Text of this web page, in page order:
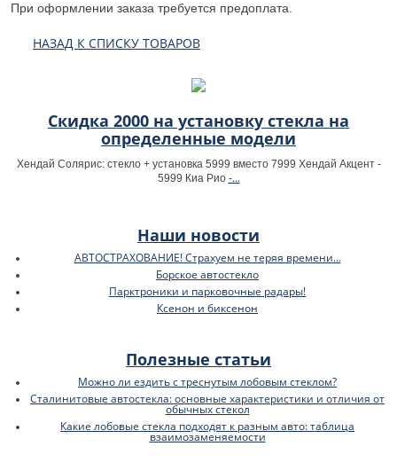
При оформлении заказа требуется предоплата.
НАЗАД К СПИСКУ ТОВАРОВ
Скидка 2000 на установку стекла на
определенные модели
Хендай Солярис: стекло + установка 5999 вместо 7999 Хендай Акцент -
5999 Киа Рио -...
Наши новости
АВТОСТРАХОВАНИЕ! Страхуем не теряя времени...
Борское автостекло
Парктроники и парковочные радары!
Ксенон и биксенон
Полезные статьи
Можно ли ездить с треснутым лобовым стеклом?
Сталинитовые автостекла: основные характеристики и отличия от
обычных стекол
Какие лобовые стекла подходят к разным авто: таблица
взаимозаменяемости